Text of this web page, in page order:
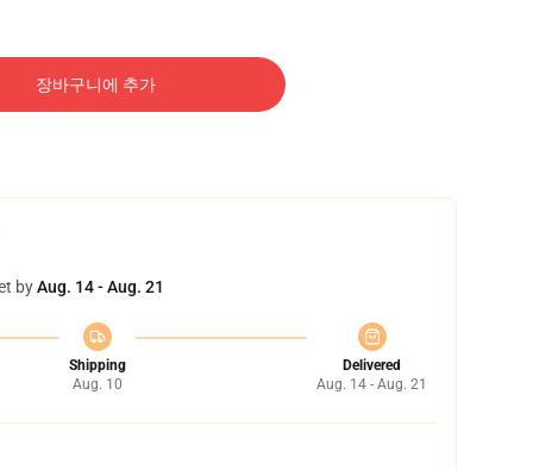
장바구니에 추가
byAug. 14 - Aug. 21
Shipping
Aug. 10
Delivered
Aug. 14 - Aug. 21